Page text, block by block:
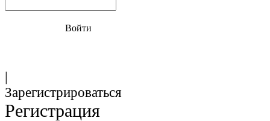
Войти
|
Зарегистрироваться
Регистрация